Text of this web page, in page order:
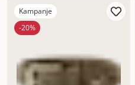
Kampanje
-20%